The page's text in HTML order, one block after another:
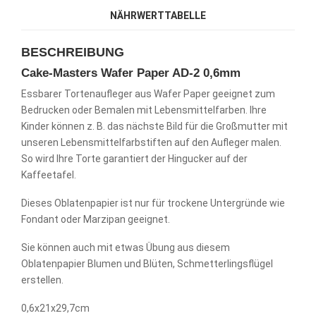
NÄHRWERTTABELLE
BESCHREIBUNG
Cake-Masters Wafer Paper AD-2 0,6mm
Essbarer Tortenaufleger aus Wafer Paper geeignet zum
Bedrucken oder Bemalen mit Lebensmittelfarben. Ihre
Kinder können z. B. das nächste Bild für die Großmutter mit
unseren Lebensmittelfarbstiften auf den Aufleger malen.
So wird Ihre Torte garantiert der Hingucker auf der
Kaffeetafel.
Dieses Oblatenpapier ist nur für trockene Untergründe wie
Fondant oder Marzipan geeignet.
Sie können auch mit etwas Übung aus diesem
Oblatenpapier Blumen und Blüten, Schmetterlingsflügel
erstellen.
0,6x21x29,7cm